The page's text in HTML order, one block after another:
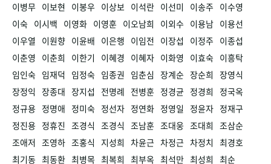
이병무 이보현 이봉우 이상보 이석란 이선미 이송주 이수영
이숙 이시백 이영화 이영훈 이오남희 이외수 이용남 이용선
이우열
이원향 이윤배 이은행 이임전 이장섭 이정주 이종섭
이춘영
이춘희 이한기 이혜경 이혜자 이화영 이효숙 이흥탁
임인숙 임재덕 임정숙 임종권 임춘심 장계순 장순희 장영식
장정익 장종대 장지섭 전명례 전병훈 정경균 정경희
정국옥
정규용 정명애 정미숙 정선자 정연화 정영일 정윤자 정재구
정진용 정휴진 조경식 조경식 조남훈 조대웅 조대희 조삼순
조애저 조영하 조홍식 지성희 차윤근 차정근 차정치 최경호
최기동 최동환 최병목 최복희 최부옥 최석만 최성희 최순